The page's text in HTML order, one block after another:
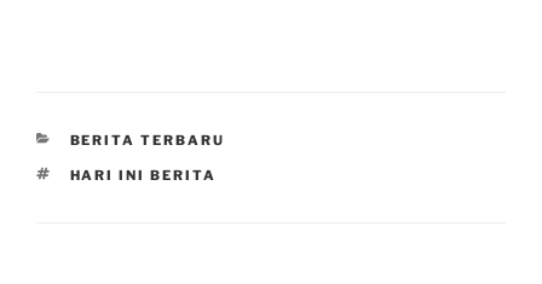
CATEGORIES
BERITA TERBARU
TAGS
HARI INI BERITA